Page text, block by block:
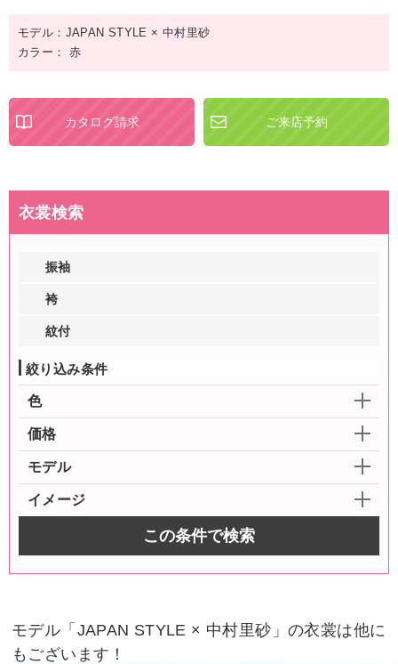
モデル：JAPAN STYLE × 中村里砂
カラー： 赤
カタログ請求 ご来店予約
衣裳検索
振袖
袴
紋付
絞り込み条件
色
価格
モデル
イメージ
この条件で検索
モデル「JAPAN STYLE × 中村里砂」の衣裳は他に
もございます！